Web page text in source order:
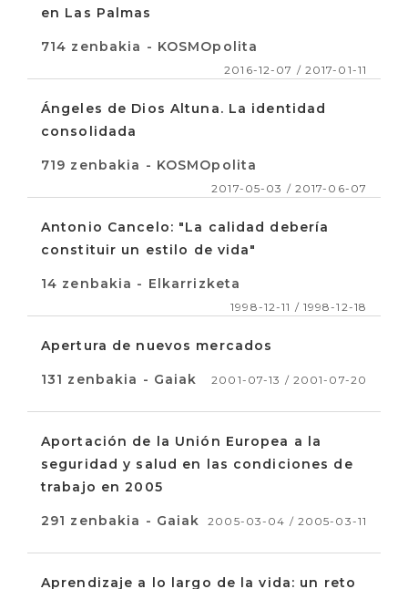
en Las Palmas
714 zenbakia - KOSMOpolita
2016-12-07 / 2017-01-11
Ángeles de Dios Altuna. La identidad
consolidada
719 zenbakia - KOSMOpolita
2017-05-03 / 2017-06-07
Antonio Cancelo: "La calidad debería
constituir un estilo de vida"
14 zenbakia - Elkarrizketa
1998-12-11 / 1998-12-18
Apertura de nuevos mercados
131 zenbakia - Gaiak 2001-07-13 / 2001-07-20
Aportación de la Unión Europea a la
seguridad y salud en las condiciones de
trabajo en 2005
291 zenbakia - Gaiak 2005-03-04 / 2005-03-11
Aprendizaje a lo largo de la vida: un reto